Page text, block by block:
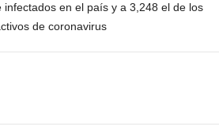
en el país y a 3,248 el de los
de coronavirus